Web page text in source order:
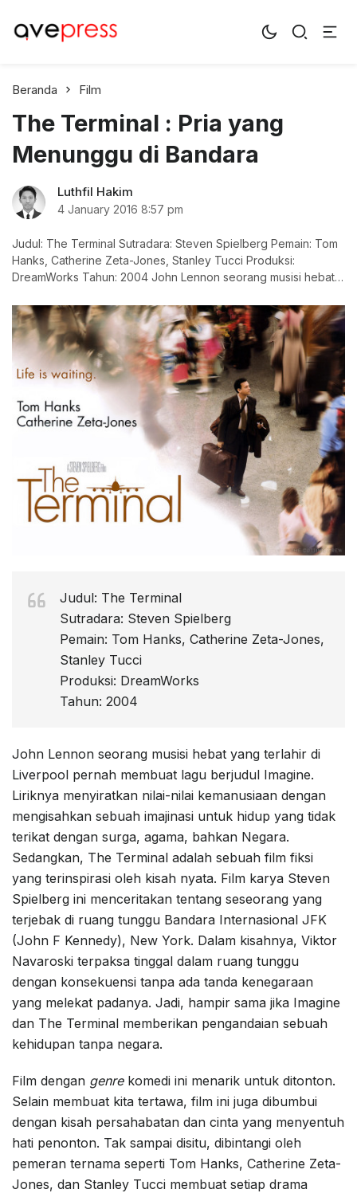
AvePress.com
Belajar dari Komentar
Beranda Film
The Terminal : Pria yang
Menunggu di Bandara
Luthfil Hakim
4 January 2016 8:57 pm
Judul: The Terminal Sutradara: Steven Spielberg Pemain: Tom
Hanks, Catherine Zeta-Jones, Stanley Tucci Produksi:
DreamWorks Tahun: 2004 John Lennon seorang musisi hebat
Judul: The Terminal
Sutradara: Steven Spielberg
Pemain: Tom Hanks, Catherine Zeta-Jones,
Stanley Tucci
Produksi: DreamWorks
Tahun: 2004
John Lennon seorang musisi hebat yang terlahir di
Liverpool pernah membuat lagu berjudul Imagine.
Liriknya menyiratkan nilai-nilai kemanusiaan dengan
mengisahkan sebuah imajinasi untuk hidup yang tidak
terikat dengan surga, agama, bahkan Negara.
Sedangkan, The Terminal adalah sebuah film fiksi
yang terinspirasi oleh kisah nyata. Film karya Steven
Spielberg ini menceritakan tentang seseorang yang
terjebak di ruang tunggu Bandara Internasional JFK
(John F Kennedy), New York. Dalam kisahnya, Viktor
Navaroski terpaksa tinggal dalam ruang tunggu
dengan konsekuensi tanpa ada tanda kenegaraan
yang melekat padanya. Jadi, hampir sama jika Imagine
dan The Terminal memberikan pengandaian sebuah
kehidupan tanpa negara.
Film dengan genre komedi ini menarik untuk ditonton.
Selain membuat kita tertawa, film ini juga dibumbui
dengan kisah persahabatan dan cinta yang menyentuh
hati penonton. Tak sampai disitu, dibintangi oleh
pemeran ternama seperti Tom Hanks, Catherine Zeta-
Jones, dan Stanley Tucci membuat setiap drama